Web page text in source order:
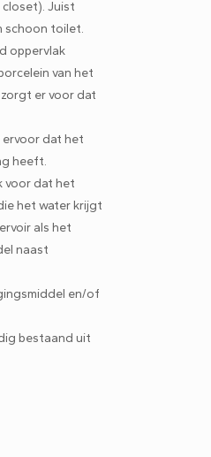
Juist
schoon toilet.
oppervlak
van het
er voor dat
ervoor dat het
heeft.
voor dat het
het water krijgt
als het
naast
en/of
bestaand uit